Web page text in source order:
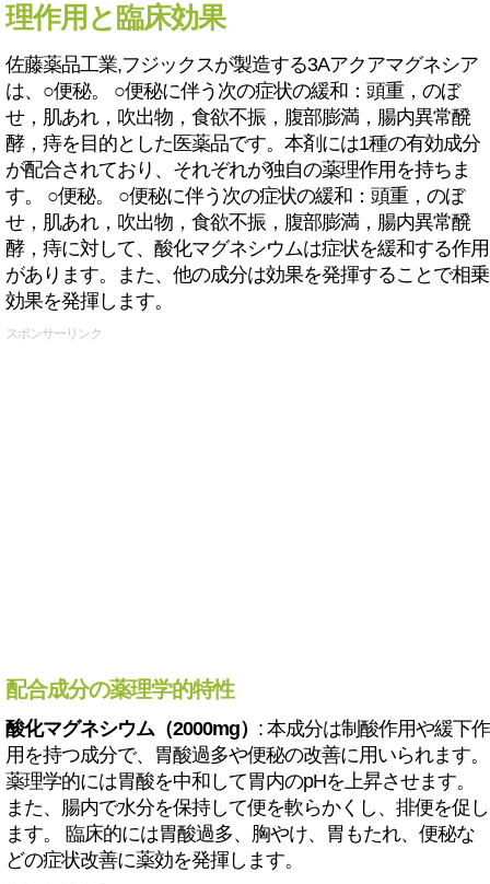
理作用と臨床効果
佐藤薬品工業,フジックスが製造する3Aアクアマグネシア
は、○便秘。 ○便秘に伴う次の症状の緩和：頭重，のぼ
せ，肌あれ，吹出物，食欲不振，腹部膨満，腸内異常醗
酵，痔を目的とした医薬品です。本剤には1種の有効成分
が配合されており、それぞれが独自の薬理作用を持ちま
す。 ○便秘。 ○便秘に伴う次の症状の緩和：頭重，のぼ
せ，肌あれ，吹出物，食欲不振，腹部膨満，腸内異常醗
酵，痔に対して、酸化マグネシウムは症状を緩和する作用
があります。また、他の成分は効果を発揮することで相乗
効果を発揮します。
スポンサーリンク
配合成分の薬理学的特性
酸化マグネシウム（2000mg） : 本成分は制酸作用や緩下作
用を持つ成分で、胃酸過多や便秘の改善に用いられます。
薬理学的には胃酸を中和して胃内のpHを上昇させます。
また、腸内で水分を保持して便を軟らかくし、排便を促し
ます。 臨床的には胃酸過多、胸やけ、胃もたれ、便秘な
どの症状改善に薬効を発揮します。